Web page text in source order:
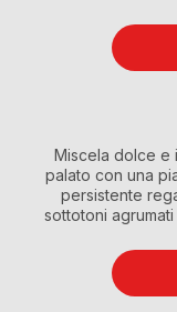
Miscela dolce e
palato con una
persistente
sottotoni